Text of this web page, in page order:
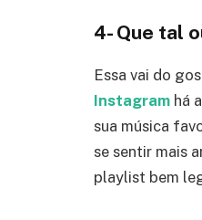
4- Que tal
Essa vai do
Instagram há
sua música
se sentir mais
playlist bem